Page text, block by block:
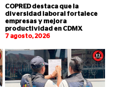
COPRED destaca que la
diversidad laboral fortalece
empresas y mejora
productividad en CDMX
7 agosto, 2026